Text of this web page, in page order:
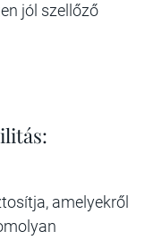
jól szellőző
amelyekről